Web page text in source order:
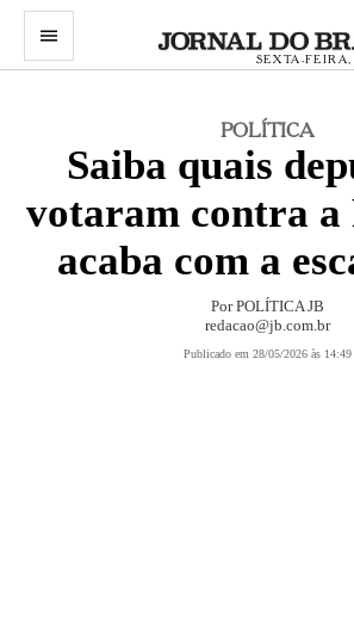
menu
SEXTA-
POLÍTICA
Saiba quais
votaram contra a
acaba com a
PorPOLÍTICA JB
redacao@jb.com.br
Publicado em 28/05/2026 às 14:49